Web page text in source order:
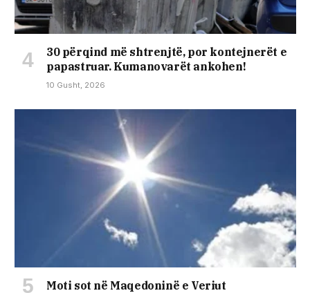
30 përqind më shtrenjtë, por kontejnerët e
papastruar. Kumanovarët ankohen!
10 Gusht, 2026
Moti sot në Maqedoninë e Veriut